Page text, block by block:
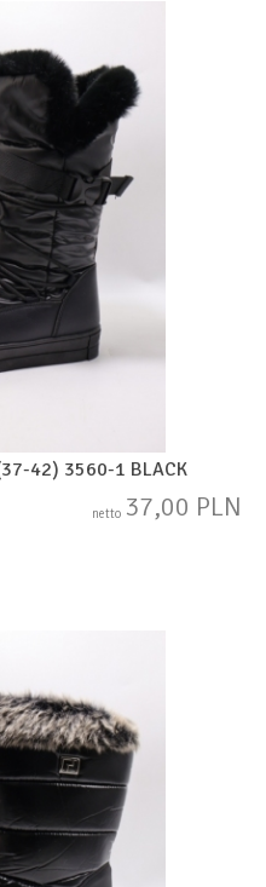
42) 3560-1 BLACK
netto 37,00 PLN